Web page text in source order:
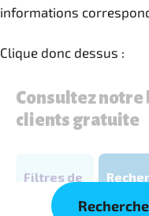
informations
Clique donc dessus :